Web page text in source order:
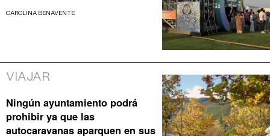
CAROLINA BENAVENTE
VIAJAR
Ningún ayuntamiento podrá
prohibir ya que las
autocaravanas aparquen en sus